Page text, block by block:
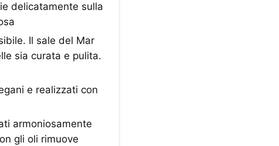
delicatamente sulla
Il sale del Mar
sia curata e pulita.
e realizzati con
armoniosamente
gli oli rimuove